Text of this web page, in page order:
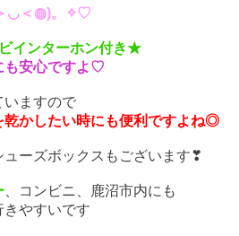
◡＜◍)。✧♡
インターホン付き★
も安心ですよ♡
いますので
乾かしたい時にも便利ですよね◎
ーズボックスもございます❣
、コンビニ、鹿沼市内にも
やすいです